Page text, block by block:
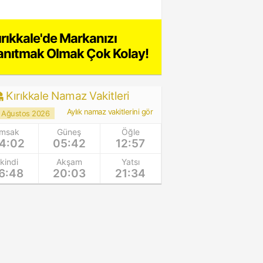
Markanızı
Olmak Çok Kolay!
Kırıkkale Namaz Vakitleri
Ağustos 2026 Aylık namaz vakitlerini gör
Güneş
05:42
Öğle
12:57
Akşam
20:03
Yatsı
21:34